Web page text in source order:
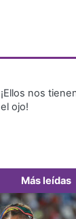
¡Ellos nos
el ojo!
Más leídas